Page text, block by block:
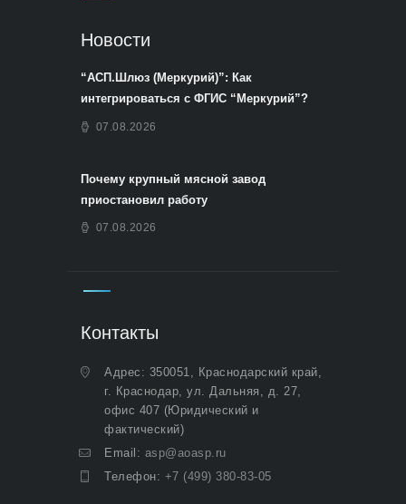
Новости
“АСП.Шлюз (Меркурий)”: Как
интегрироваться с ФГИС “Меркурий”?
07.08.2026
Почему крупный мясной завод
приостановил работу
07.08.2026
Контакты
Адрес: 350051, Краснодарский край,
г. Краснодар, ул. Дальняя, д. 27,
офис 407 (Юридический и
фактический)
Email: asp@aoasp.ru
Телефон: +7 (499) 380-83-05